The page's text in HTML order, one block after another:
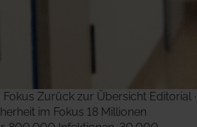
Fokus Zurück zur Übersicht Editorial ·
im Fokus 18 Millionen